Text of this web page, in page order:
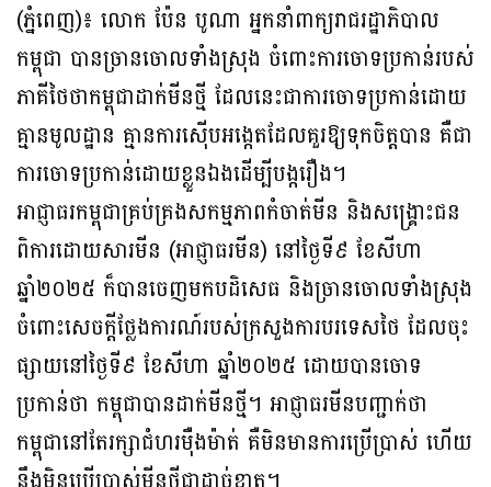
(ភ្នំពេញ)៖ លោក ប៉ែន បូណា អ្នកនាំពាក្យរាជរដ្ឋាភិបាល
កម្ពុជា បានច្រានចោលទាំងស្រុង ចំពោះការចោទប្រកាន់របស់
ភាគីថៃថាកម្ពុជាដាក់មីនថ្មី ដែលនេះជាការចោទប្រកាន់ដោយ
គ្មានមូលដ្ឋាន គ្មានការស៊ើបអង្កេតដែលគួរឱ្យទុកចិត្តបាន គឺជា
ការចោទប្រកាន់ដោយខ្លួនឯងដើម្បីបង្ករឿង។
អាជ្ញាធរកម្ពុជាគ្រប់គ្រងសកម្មភាពកំចាត់មីន និងសង្គ្រោះជន
ពិការដោយសារមីន (អាជ្ញាធរមីន) នៅថ្ងៃទី៩ ខែសីហា
ឆ្នាំ២០២៥ ក៏បានចេញមកបដិសេធ និងច្រានចោលទាំងស្រុង
ចំពោះសេចក្តីថ្លែងការណ៍របស់ក្រសួងការបរទេសថៃ ដែលចុះ
ផ្សាយនៅថ្ងៃទី៩ ខែសីហា ឆ្នាំ២០២៥ ដោយបានចោទ
ប្រកាន់ថា កម្ពុជាបានដាក់មីនថ្មី។ អាជ្ញាធរមីនបញ្ជាក់ថា
កម្ពុជានៅតែរក្សាជំហរម៉ឺងម៉ាត់ គឺមិនមានការប្រើប្រាស់ ហើយ